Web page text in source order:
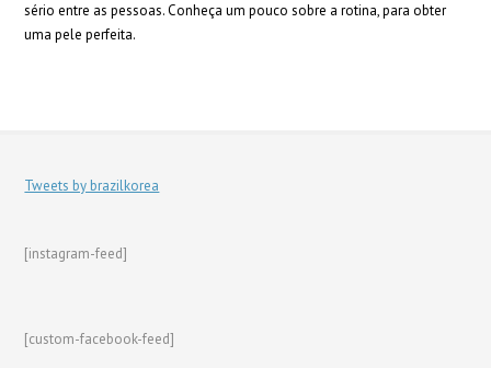
sério entre as pessoas. Conheça um pouco sobre a rotina, para obter
uma pele perfeita.
Tweets by brazilkorea
[instagram-feed]
[custom-facebook-feed]